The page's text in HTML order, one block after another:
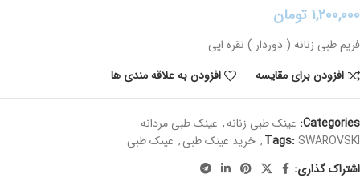
۱,۲۰۰,۰۰۰ تومان
فریم طبی زنانه ( دوردار ) نقره ایی
افزودن برای مقایسه
افزودن به علاقه مندی ها
Categories: عینک طبی زنانه, عینک طبی مردانه
Tags: SWAROVSKI
, خرید عینک طبی, عینک طبی
اشتراک گذاری: